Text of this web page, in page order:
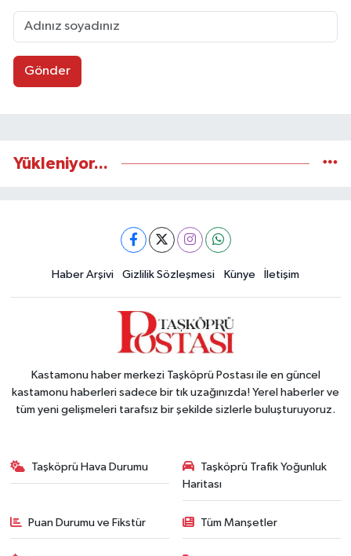
Gönder
Yükleniyor...
Haber Arşivi Gizlilik Sözleşmesi Künye İletişim
Kastamonu haber merkezi Taşköprü Postası ile en güncel
kastamonu haberleri sadece bir tık uzağınızda! Yerel haberler ve
tüm yeni gelişmeleri tarafsız bir şekilde sizlerle buluşturuyoruz.
Taşköprü Hava Durumu
Taşköprü Trafik Yoğunluk
Haritası
Puan Durumu ve Fikstür Tüm Manşetler